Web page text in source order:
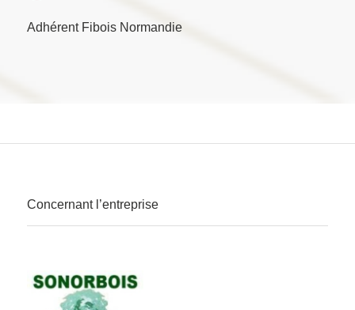
Adhérent Fibois Normandie
Concernant l’entreprise